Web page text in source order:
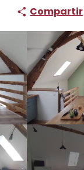
Compartir